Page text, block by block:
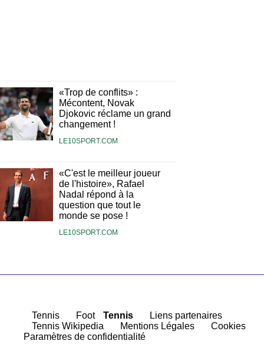
«Trop de conflits» :
Mécontent, Novak
Djokovic réclame un grand
changement !
LE10SPORT.COM
«C'est le meilleur joueur
de l'histoire», Rafael
Nadal répond à la
question que tout le
monde se pose !
LE10SPORT.COM
Tennis Foot Tennis
Liens partenaires
Tennis Wikipedia Mentions Légales
Cookies
Paramètres de confidentialité